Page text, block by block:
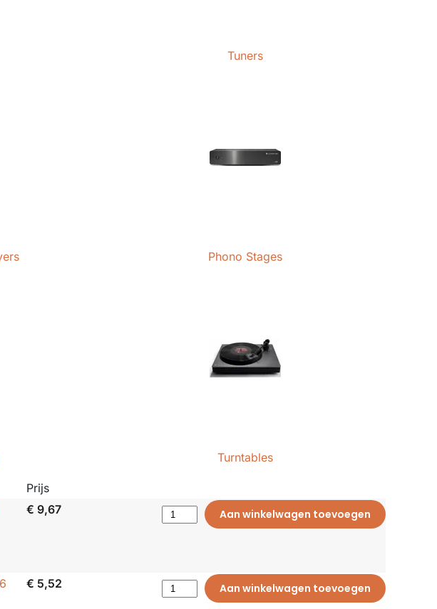
Tuners
Phono Stages
Turntables
Prijs
€ 9,67 Aan winkelwagen toevoegen
€ 5,52 Aan winkelwagen toevoegen